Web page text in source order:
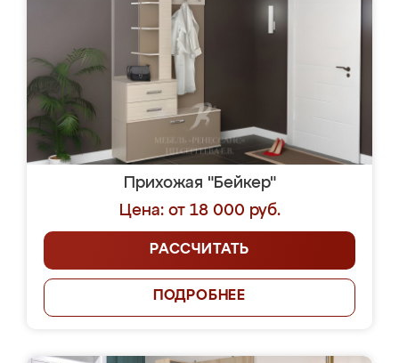
Прихожая "Бейкер"
Цена: от 18 000 руб.
РАССЧИТАТЬ
ПОДРОБНЕЕ